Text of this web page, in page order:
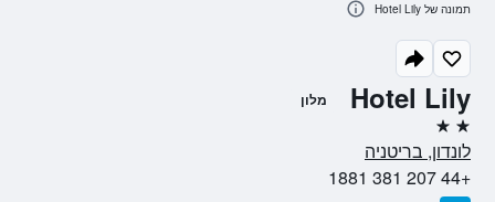
Hotel Lily מלון
2 כוכבים
לונדון, בריטניה
+44 207 381 1881
תמונה של Hotel Lily